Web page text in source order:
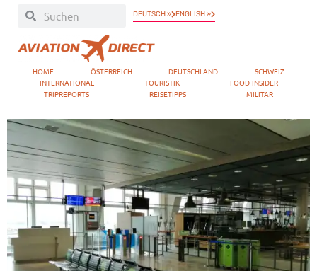
DEUTSCH » ENGLISH »
HOME ÖSTERREICH DEUTSCHLAND
SCHWEIZ
INTERNATIONAL
TOURISTIK
FOOD-INSIDER
TRIPREPORTS
REISETIPPS MILITÄR